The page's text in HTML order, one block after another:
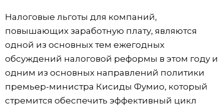
Экономика
Общество
Культура
Семья
Еда и напитки
Налоговые льготы для компаний,
повышающих заработную плату, являются
одной из основных тем ежегодных
обсуждений налоговой реформы в этом году и
одним из основных направлений политики
премьер-министра Кисиды Фумио, который
стремится обеспечить эффективный цикл